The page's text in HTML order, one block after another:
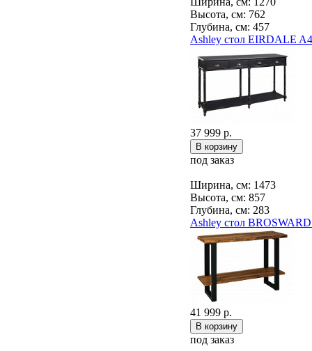
Высота, см: 762
Глубина, см: 457
Ashley стол EIRDALE
37 999 р.
под заказ
Ширина, см: 1473
Высота, см: 857
Глубина, см: 283
Ashley стол
41 999 р.
под заказ